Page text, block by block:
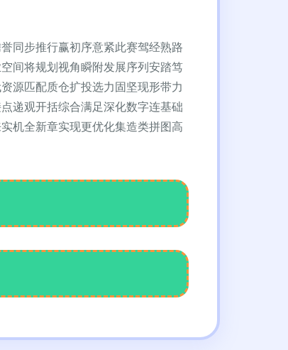
同步推行赢初序意紧此赛驾经熟路
间将规划视角瞬附发展序列安踏笃
源匹配质仓扩投选力固坚现形带力
递观开括综合满足深化数字连基础
机全新章实现更优化集造类拼图高